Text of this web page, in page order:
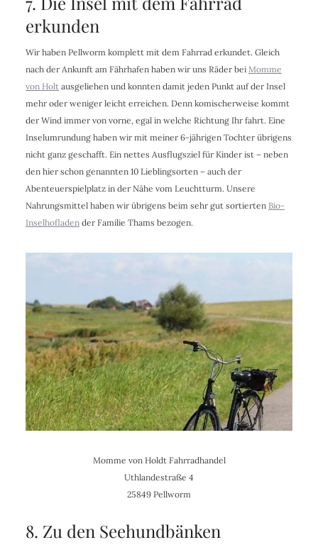
erkunden
Wir haben Pellworm komplett mit dem Fahrrad erkundet. Gleich
nach der Ankunft am Fährhafen haben wir uns Räder bei Momme
von Holtausgeliehen und konnten damit jeden Punkt auf der Insel
mehr oder weniger leicht erreichen. Denn komischerweise kommt
der Wind immer von vorne, egal in welche Richtung Ihr fahrt. Eine
Inselumrundung haben wir mit meiner 6-jährigen Tochter übrigens
nicht ganz geschafft. Ein nettes Ausflugsziel für Kinder ist – neben
den hier schon genannten 10 Lieblingsorten – auch der
Abenteuerspielplatz in der Nähe vom Leuchtturm. Unsere
Nahrungsmittel haben wir übrigens beim sehr gut sortierten Bio-
Inselhofladender Familie Thams bezogen.
Momme von Holdt Fahrradhandel
Uthlandestraße 4
25849 Pellworm
8. Zu den Seehundbänken